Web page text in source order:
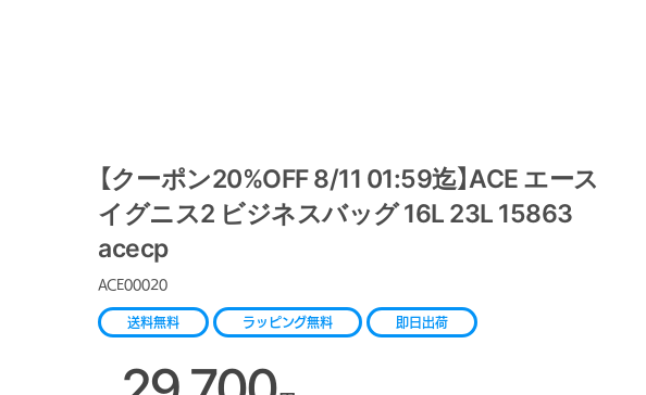
【クーポン20%OFF 8/11 01:59迄】ACE エース
イグニス2 ビジネスバッグ 16L 23L 15863
acecp
ACE00020
送料無料 ラッピング無料 即日出荷